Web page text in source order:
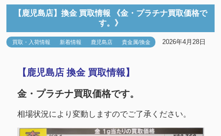
【鹿児島店】換金 買取情報 《金・プラチナ買取価格で
す。》
買取・入荷情報 新着情報 鹿児島店 貴金属/換金 2026年4月28日
【鹿児島店 換金 買取情報】
金・プラチナ買取価格です。
相場状況により変動しますのでご了承ください。